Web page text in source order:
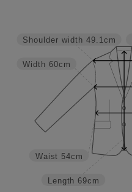
Length 69cm
Waist 54cm
Width 60cm
Shoulder width 49.1cm